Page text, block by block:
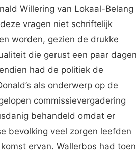
Willering van Lokaal-Belang
vragen niet schriftelijk
worden, gezien de drukke
die gerust een paar dagen
had de politiek de
als onderwerp op de
commissievergadering
behandeld omdat er
bevolking veel zorgen leefden
ervan. Wallerbos had toen